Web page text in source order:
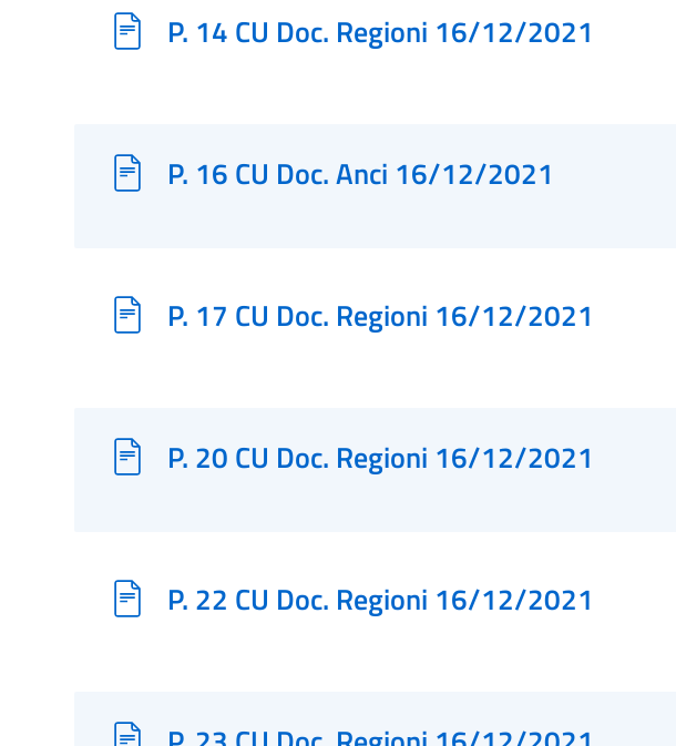
P. 14 CU Doc. Regioni 16/12/2021
P. 16 CU Doc. Anci 16/12/2021
P. 17 CU Doc. Regioni 16/12/2021
P. 20 CU Doc. Regioni 16/12/2021
P. 22 CU Doc. Regioni 16/12/2021